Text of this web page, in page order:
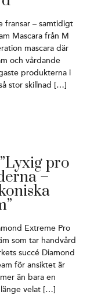
fransar – samtidigt
Mascara från M
mascara där
och vårdande
produkterna i
stor skillnad […]
pro
–
Extreme Pro
som tar handvård
succé Diamond
för ansiktet är
än bara en
länge velat […]